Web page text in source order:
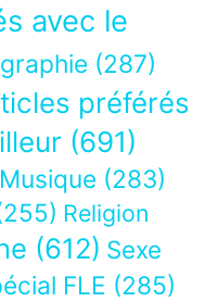
avec le
(287)
préférés
(691)
Musique (283)
Religion
(612) Sexe
FLE (285)